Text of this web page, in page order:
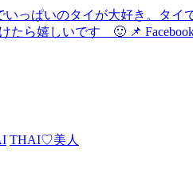
っぱいのタイが大好き。タ
嬉しいです 🙂 📌 Facebook
THAI♡美人